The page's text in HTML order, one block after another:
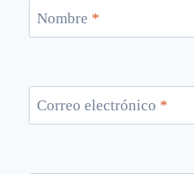
Nombre *
Correo electrónico *